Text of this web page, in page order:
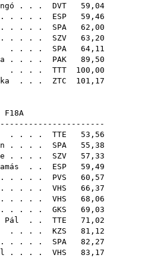
. . . DVT 59,04
. . . . . ESP 59,46
. . . . . SPA 62,00
. . . . . SZV 63,20
. . . . SPA 64,11
. . . . PAK 89,50
. . . . TTT 100,00
. . . ZTC 101,17
F18A
. . . . TTE 53,56
. . . . SPA 55,38
. . . . SZV 57,33
. . ESP 59,49
. . . . PVS 60,57
. . . . . VHS 66,37
. . . . . VHS 68,06
. . . . . GKS 69,03
Pál . . TTE 71,02
. . . . KZS 81,12
. . . . . SPA 82,27
. . . . VHS 83,17